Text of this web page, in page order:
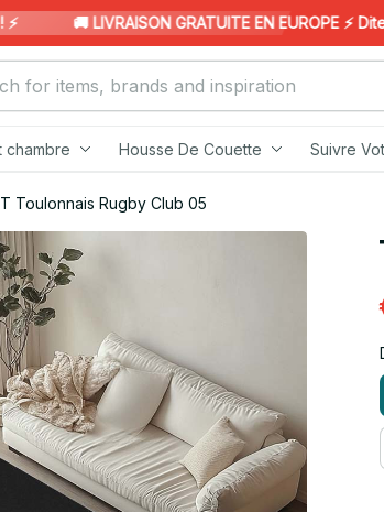
🚚 LIVRAISON GRATUITE EN EUROPE ⚡️
chambre Housse De Couette Suivre
Toulonnais Rugby Club 05